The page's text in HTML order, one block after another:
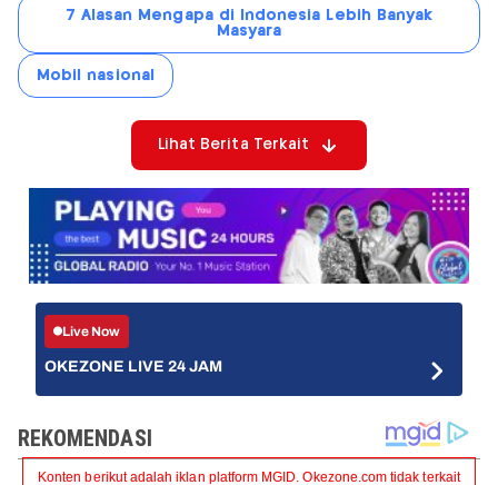
7 Alasan Mengapa di Indonesia Lebih Banyak
Masyara
Mobil nasional
Lihat Berita Terkait
Live Now
OKEZONE LIVE 24 JAM